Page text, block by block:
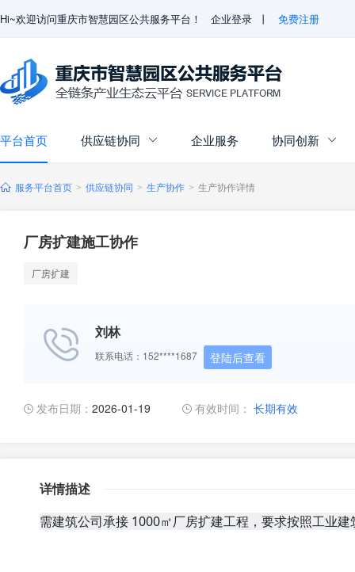
Hi~欢迎访问重庆市智慧园区公共服务平台！ 企业登录 丨 免费注册
平台首页 供应链协同  企业服务 协同创新 
服务平台首页 > 供应链协同 > 生产协作 > 生产协作详情
厂房扩建施工协作
厂房扩建
刘林
联系电话：152****1687 登陆后查看
发布日期： 2026-01-19 有效时间： 长期有效
详情描述
需建筑公司承接 1000㎡厂房扩建工程，要求按照工业